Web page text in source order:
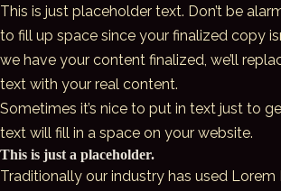
This is just placeholder text. Don’t be
to fill up space since your finalized copy
we have your content finalized, we’ll
text with your real content.
Sometimes it’s nice to put in text just to
text will fill in a space on your website.
This is just a placeholder.
Traditionally our industry has used Lorem